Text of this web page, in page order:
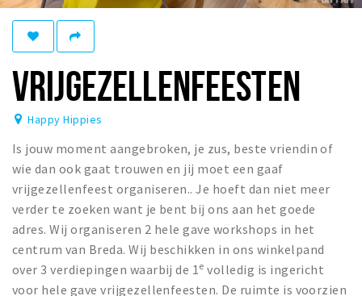
Winkels
Winkelgebieden
Bezienswaardigheden
Musea, theaters & podia
Uitjes & activiteiten
Toeristische routes
Natuurgebieden
Baroniepoorten
VRIJGEZELLENFEESTEN
Happy Hippies
Is jouw moment aangebroken, je zus, beste vriendin of
wie dan ook gaat trouwen en jij moet een gaaf
vrijgezellenfeest organiseren.. Je hoeft dan niet meer
verder te zoeken want je bent bij ons aan het goede
adres. Wij organiseren 2 hele gave workshops in het
centrum van Breda. Wij beschikken in ons winkelpand
over 3 verdiepingen waarbij de 1e volledig is ingericht
voor hele gave vrijgezellenfeesten. De ruimte is voorzien